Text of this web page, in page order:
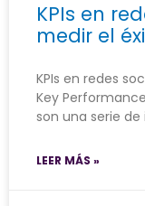
KPIs en
medir el
KPIs en redes
Key
son una serie
LEER MÁS »